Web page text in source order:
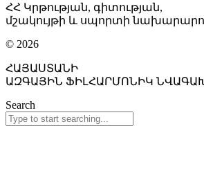
ՀՀ Կրթության, գիտության,
մշակույթի և սպորտի
© 2026
ՀԱՅԱՍՏԱՆԻ
ԱԶԳԱՅԻՆ ՖԻԼՀԱՐՄՈՆԻԿ
Search